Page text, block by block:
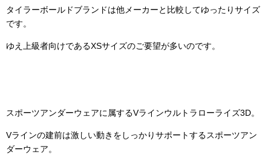
タイラーボールドブランドは他メーカーと比較してゆったりサイズ
です。
ゆえ上級者向けであるXSサイズのご要望が多いのです。
スポーツアンダーウェアに属するVラインウルトラローライズ3D。
Vラインの建前は激しい動きをしっかりサポートするスポーツアン
ダーウェア。